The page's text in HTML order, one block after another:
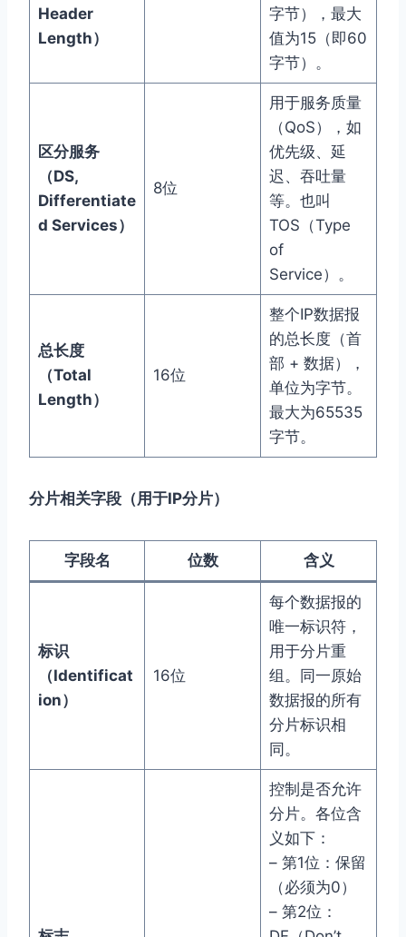
Header
Length）
字节），最大
值为15（即60
字节）。
区分服务
（DS,
Differentiate
d Services）
8位
用于服务质量
（QoS），如
优先级、延
迟、吞吐量
等。也叫
TOS（Type
of
Service）。
总长度
（Total
Length）
16位
整个IP数据报
的总长度（首
部 + 数据），
单位为字节。
最大为65535
字节。
分片相关字段（用于IP分片）
字段名 位数 含义
标识
（Identificat
ion）
16位
每个数据报的
唯一标识符，
用于分片重
组。同一原始
数据报的所有
分片标识相
同。
控制是否允许
分片。各位含
义如下：
– 第1位：保留
（必须为0）
– 第2位：